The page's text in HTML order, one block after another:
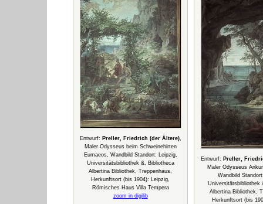
Entwurf: Preller, Friedrich (der Ältere),
Maler Odysseus beim Schweinehirten
Eumaeos, Wandbild Standort: Leipzig,
Universitätsbibliothek &, Bibliotheca
Albertina Bibliothek, Treppenhaus,
Herkunftsort (bis 1904): Leipzig,
Römisches Haus Villa Tempera
zoom in digilib
Entwurf: Preller,
Maler Odysseus
Wandbild
Universitätsbibliothek
Albertina Bibliothek,
Herkunftsort (bis